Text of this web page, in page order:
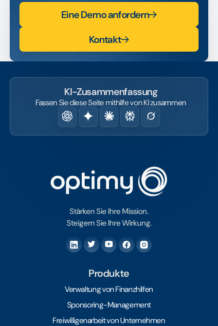
Eine Demo anfordern
Kontakt
KI-Zusammenfassung
Fassen Sie diese Seite mithilfe von KI zusammen
Stärken Sie Ihre Mission.
Steigern Sie Ihre Wirkung.
Produkte
Verwaltung von Finanzhilfen
Sponsoring-Management
Freiwilligenarbeit von Unternehmen